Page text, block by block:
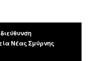
Νέας Σμύρνης